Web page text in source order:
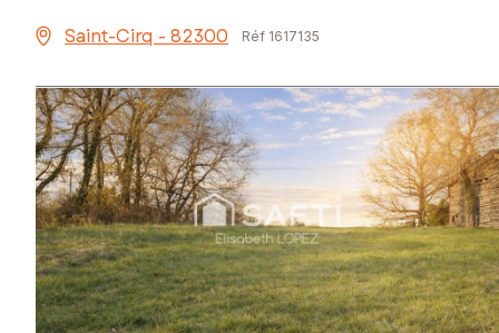
Saint-Cirq - 82300 Réf 1617135